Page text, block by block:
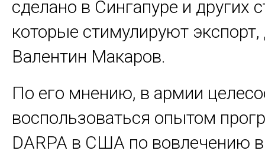
сделано в Сингапуре и других
которые стимулируют экспорт,
Валентин Макаров.
По его мнению, в армии
воспользоваться опытом
DARPA в США по вовлечению в